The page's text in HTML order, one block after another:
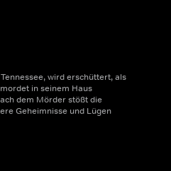
wird erschüttert, als
in seinem Haus
dem Mörder stößt die
Geheimnisse und Lügen